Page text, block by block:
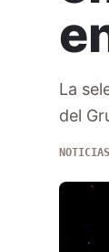
La
del
NOTICIAS